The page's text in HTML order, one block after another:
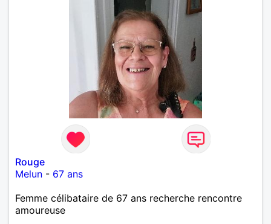
Rouge
Melun - 67 ans
Femme célibataire de 67 ans recherche rencontre
amoureuse